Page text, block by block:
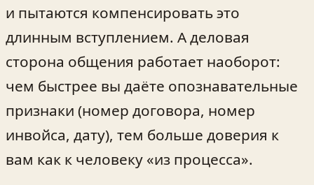
и пытаются компенсировать это
длинным вступлением. А деловая
сторона общения работает наоборот:
чем быстрее вы даёте опознавательные
признаки (номер договора, номер
инвойса, дату), тем больше доверия к
вам как к человеку «из процесса».